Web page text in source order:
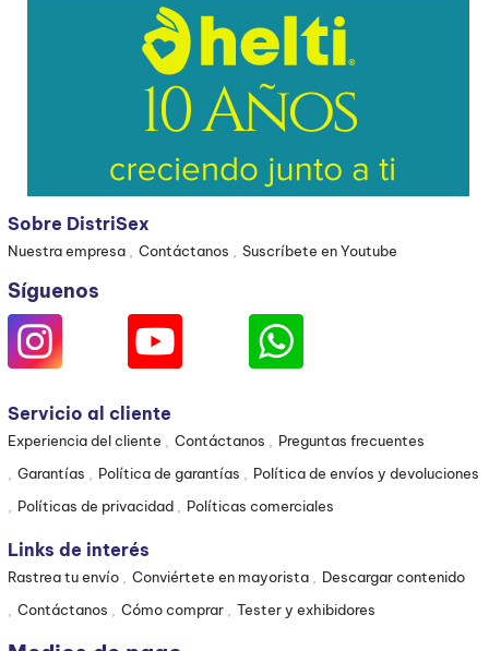
Sobre DistriSex
Nuestra empresa Contáctanos Suscríbete en Youtube
Síguenos
Servicio al cliente
Experiencia del cliente Contáctanos
Preguntas frecuentes
Garantías
Política de garantías
Política de envíos y devoluciones
Políticas de privacidad
Políticas comerciales
Links de interés
Rastrea tu envío Conviértete en mayorista
Descargar contenido
Contáctanos
Cómo comprar Tester y exhibidores